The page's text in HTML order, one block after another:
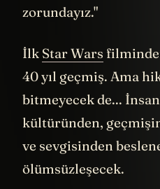
zorundayız."
İlk Star Wars
40 yıl geçmiş. Ama
bitmeyecek de...
kültüründen,
ve sevgisinden
ölümsüzleşecek.